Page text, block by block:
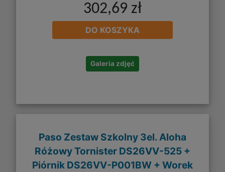
302,69 zł
DO KOSZYKA
Galeria zdjęć
Paso Zestaw Szkolny 3el. Aloha
Różowy Tornister DS26VV-525 +
Piórnik DS26VV-P001BW + Worek